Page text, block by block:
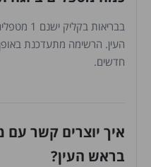
בבריאות
העין. הרשימה מתעדכנת
חדשים.
איך יוצרים קשר עם
בראש העין?